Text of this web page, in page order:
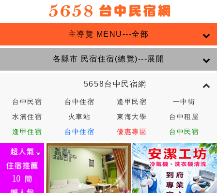
主導覽 MENU---全部
各縣市 民宿住宿(總覽)---展開
5658台中民宿網
台中民宿 台中住宿 逢甲民宿 一中街
水湳住宿 火車站 東海大學 台中租屋
逢甲住宿 台中住宿 優惠專區 台中民宿